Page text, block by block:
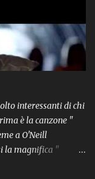
interessanti di chi
è la canzone "
a O'Neill
la magnifica "